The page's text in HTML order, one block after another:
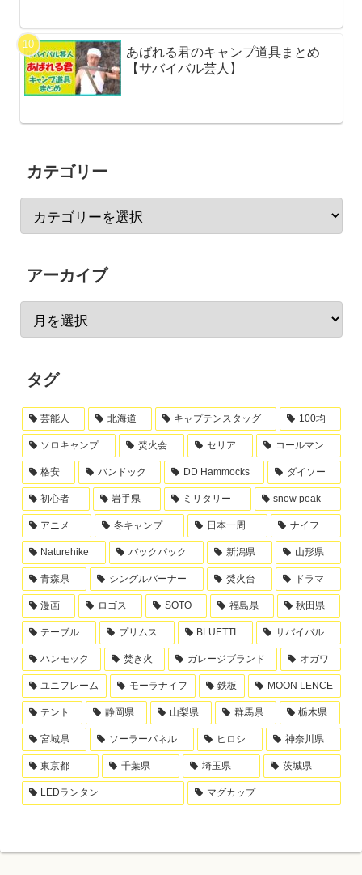
あばれる君のキャンプ道具まとめ
【サバイバル芸人】
カテゴリー
アーカイブ
タグ
芸能人 北海道 キャプテンスタッグ 100均
ソロキャンプ 焚火会 セリア コールマン
格安 バンドック DD Hammocks ダイソー
初心者 岩手県 ミリタリー snow peak
アニメ 冬キャンプ 日本一周 ナイフ
Naturehike バックパック 新潟県 山形県
青森県 シングルバーナー 焚火台 ドラマ
漫画 ロゴス SOTO 福島県 秋田県
テーブル プリムス BLUETTI サバイバル
ハンモック 焚き火 ガレージブランド オガワ
ユニフレーム モーラナイフ 鉄板 MOON LENCE
テント 静岡県 山梨県 群馬県 栃木県
宮城県 ソーラーパネル ヒロシ 神奈川県
東京都 千葉県 埼玉県 茨城県
LEDランタン マグカップ